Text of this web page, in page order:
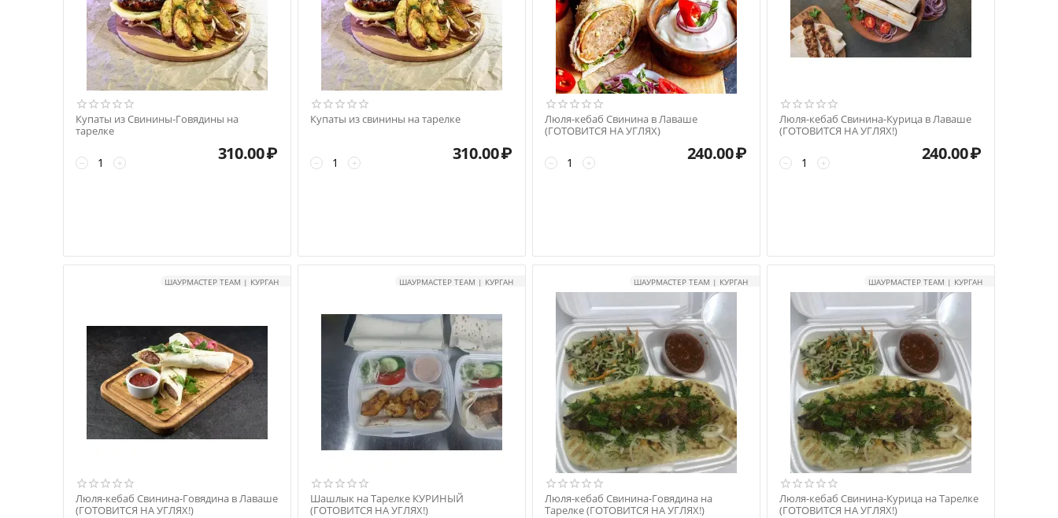
Купаты из Свинины-Говядины на
тарелке
+
− 310.00₽
Купаты из свинины на тарелке
+
− 310.00₽
Люля-кебаб Свинина в Лаваше
(ГОТОВИТСЯ НА УГЛЯХ)
+
− 240.00₽
Люля-кебаб Свинина-Курица в Лаваше
(ГОТОВИТСЯ НА УГЛЯХ!)
+
− 240.00₽
ШАУРМАСТЕР TEAM | КУРГАН
Люля-кебаб Свинина-Говядина в Лаваше
(ГОТОВИТСЯ НА УГЛЯХ!)
ШАУРМАСТЕР TEAM | КУРГАН
Шашлык на Тарелке КУРИНЫЙ
(ГОТОВИТСЯ НА УГЛЯХ!)
ШАУРМАСТЕР TEAM | КУРГАН
Люля-кебаб Свинина-Говядина на
Тарелке (ГОТОВИТСЯ НА УГЛЯХ!)
ШАУРМАСТЕР TEAM | КУРГАН
Люля-кебаб Свинина-Курица на Тарелке
(ГОТОВИТСЯ НА УГЛЯХ!)